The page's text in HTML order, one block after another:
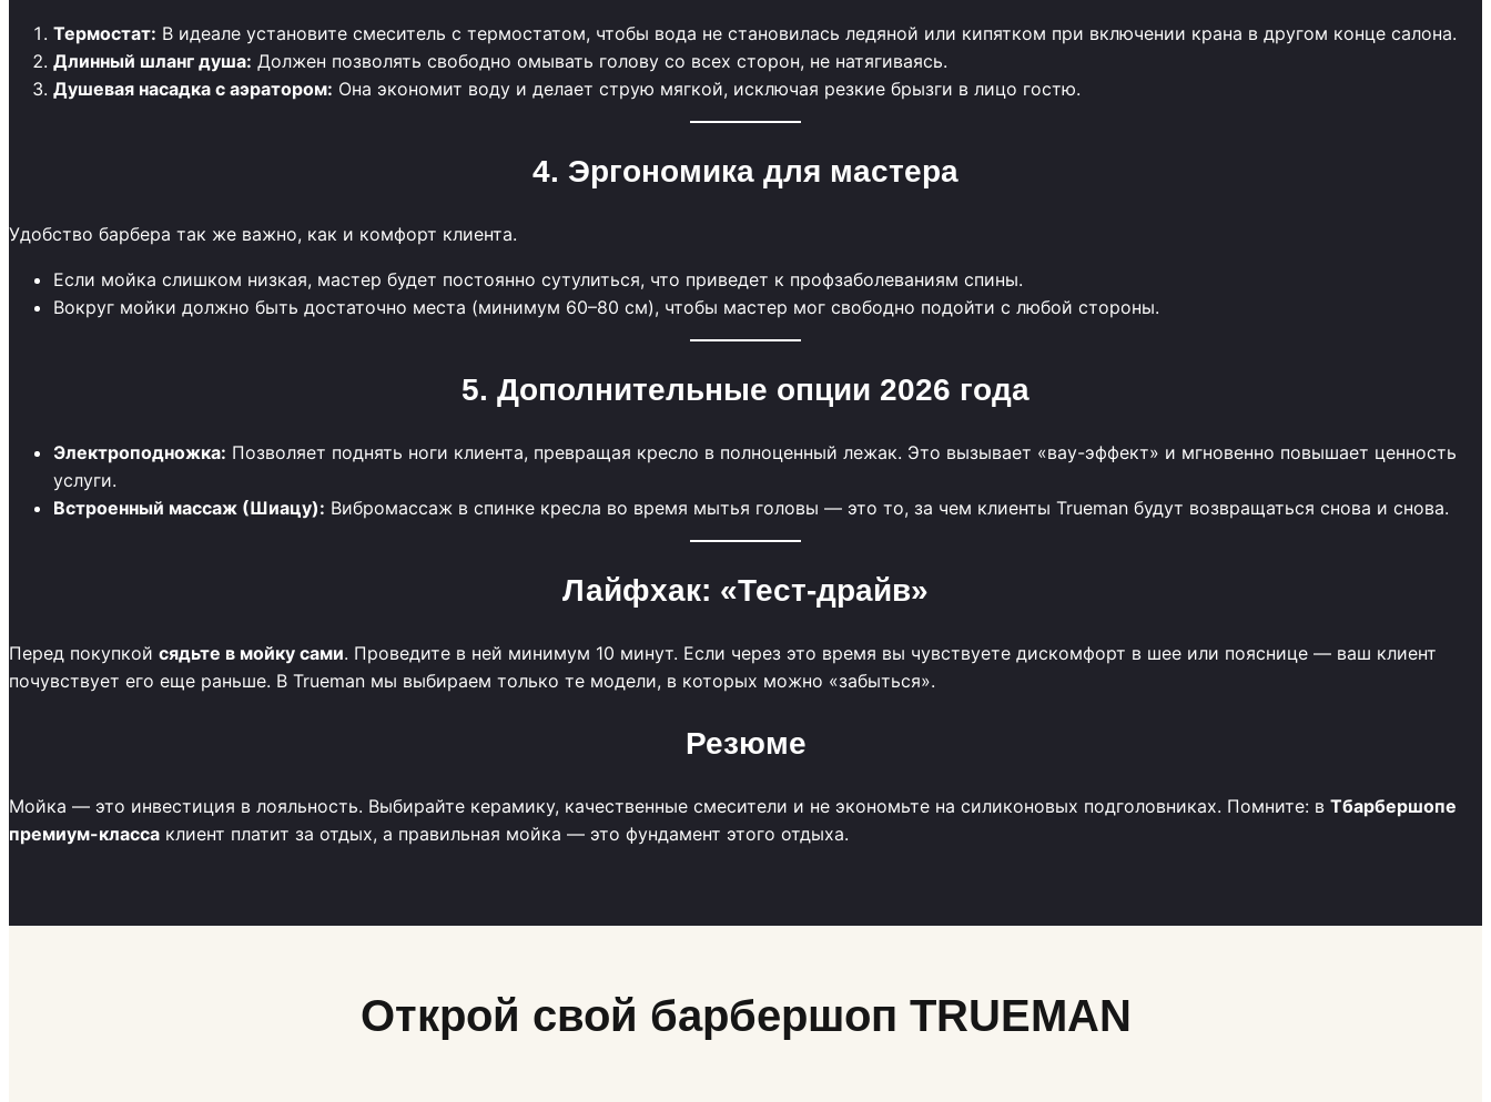
Термостат: В идеале установите смеситель с термостатом, чтобы вода не становилась ледяной или кипятком при включении крана в другом конце салона.
Длинный шланг душа: Должен позволять свободно омывать голову со всех сторон, не натягиваясь.
Душевая насадка с аэратором: Она экономит воду и делает струю мягкой, исключая резкие брызги в лицо гостю.
4. Эргономика для мастера
Удобство барбера так же важно, как и комфорт клиента.
Если мойка слишком низкая, мастер будет постоянно сутулиться, что приведет к профзаболеваниям спины.
Вокруг мойки должно быть достаточно места (минимум 60–80 см), чтобы мастер мог свободно подойти с любой стороны.
5. Дополнительные опции 2026 года
Электроподножка: Позволяет поднять ноги клиента, превращая кресло в полноценный лежак. Это вызывает «вау-эффект» и мгновенно повышает ценность
услуги.
Встроенный массаж (Шиацу): Вибромассаж в спинке кресла во время мытья головы — это то, за чем клиенты Trueman будут возвращаться снова и снова.
Лайфхак: «Тест-драйв»
Перед покупкой сядьте в мойку сами. Проведите в ней минимум 10 минут. Если через это время вы чувствуете дискомфорт в шее или пояснице — ваш клиент
почувствует его еще раньше. В Trueman мы выбираем только те модели, в которых можно «забыться».
Резюме
Мойка — это инвестиция в лояльность. Выбирайте керамику, качественные смесители и не экономьте на силиконовых подголовниках. Помните: в Tбарбершопе
премиум-класса клиент платит за отдых, а правильная мойка — это фундамент этого отдыха.
Открой свой барбершоп TRUEMAN